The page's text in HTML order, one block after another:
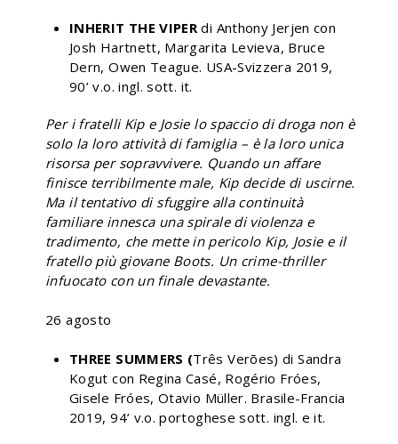
INHERIT THE VIPER di Anthony Jerjen con
Josh Hartnett, Margarita Levieva, Bruce
Dern, Owen Teague. USA-Svizzera 2019,
90’ v.o. ingl. sott. it.
Per i fratelli Kip e Josie lo spaccio di droga non è
solo la loro attività di famiglia – è la loro unica
risorsa per sopravvivere. Quando un affare
finisce terribilmente male, Kip decide di uscirne.
Ma il tentativo di sfuggire alla continuità
familiare innesca una spirale di violenza e
tradimento, che mette in pericolo Kip, Josie e il
fratello più giovane Boots. Un crime-thriller
infuocato con un finale devastante.
26 agosto
THREE SUMMERS (Três Verões) di Sandra
Kogut con Regina Casé, Rogério Fróes,
Gisele Fróes, Otavio Müller. Brasile-Francia
2019, 94’ v.o. portoghese sott. ingl. e it.